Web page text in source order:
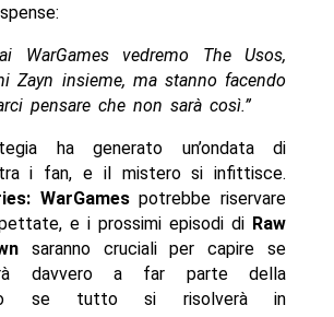
WarGames vedremo The Usos,
Zayn insieme, ma stanno facendo
pensare che non sarà così.”
ha generato un’ondata di
tra i fan, e il mistero si infittisce.
WarGamespotrebbe riservare
e i prossimi episodi di Raw
saranno cruciali per capire se
davvero a far parte della
tutto si risolverà in